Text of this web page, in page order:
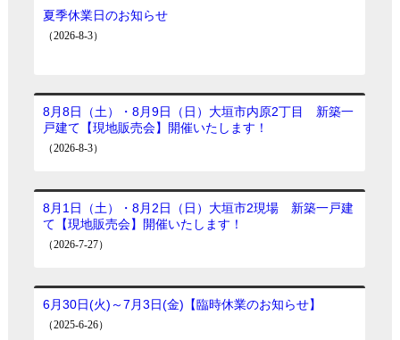
お客様のお悩みに幅広く対応しています
(^^)/
・価格だけ知りたい
・必要になった時の為に相談しておきたい
など、実際に売却活動をスタートするか決ま
お気軽にご相談ください！
新築一戸建て 中古一戸建て マンション 土地
新築一戸建て
………★★真永不動産では
多数査定依頼を受けています！★★……
「売りたい」方は売却専用ページへ！
専用ページは
営業時間／9：30～18：00（水曜定休）
住所／大垣市三塚町1022番地1
TEL／0120-82-2665
大垣市昼飯町 新築一戸建て
住所：大垣市昼飯町字東畑74-13 他
※完成したばかりの物件です！
1号棟 詳細はコチラ
2号棟 詳細はコチラ
住所：大垣市大島町1丁目657-1 他
※既に残1棟！
2号棟 詳細はコチラ